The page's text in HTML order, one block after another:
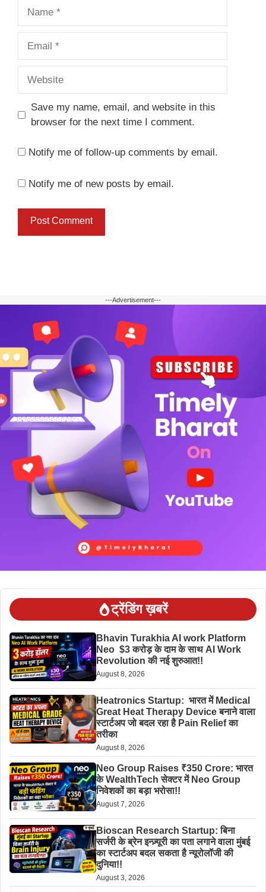
Save my name, email, and website in this
browser for the next time I comment.
Notify me of follow-up comments by email.
Notify me of new posts by email.
---Advertisement---
ट्रेंडिंग ख़बरें
Bhavin Turakhia AI work Platform
Neo $3 करोड़ के दाम के साथ AI Work
Revolution की नई शुरुआत!!
August 8, 2026
Heatronics Startup: भारत में Medical
Great Heat Therapy Device बनाने वाला
स्टार्टअप जो बदल रहा है Pain Relief का
तरीका
August 8, 2026
Neo Group Raises ₹350 Crore: भारत
के WealthTech सेक्टर में Neo Group
निवेशकों का बड़ा भरोसा!!
August 7, 2026
Bioscan Research Startup: बिना
सर्जरी के ब्रेन इन्ज़्यूरी का पता लगाने वाला मुंबई
का स्टार्टअप बदल सकता है न्यूरोलॉजी की
दुनिया!!
August 3, 2026